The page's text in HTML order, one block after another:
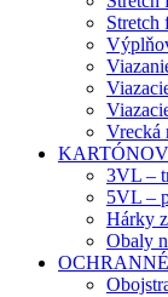
Stretch
Vrecká
3VL –
5VL –
Hárky
Obaly